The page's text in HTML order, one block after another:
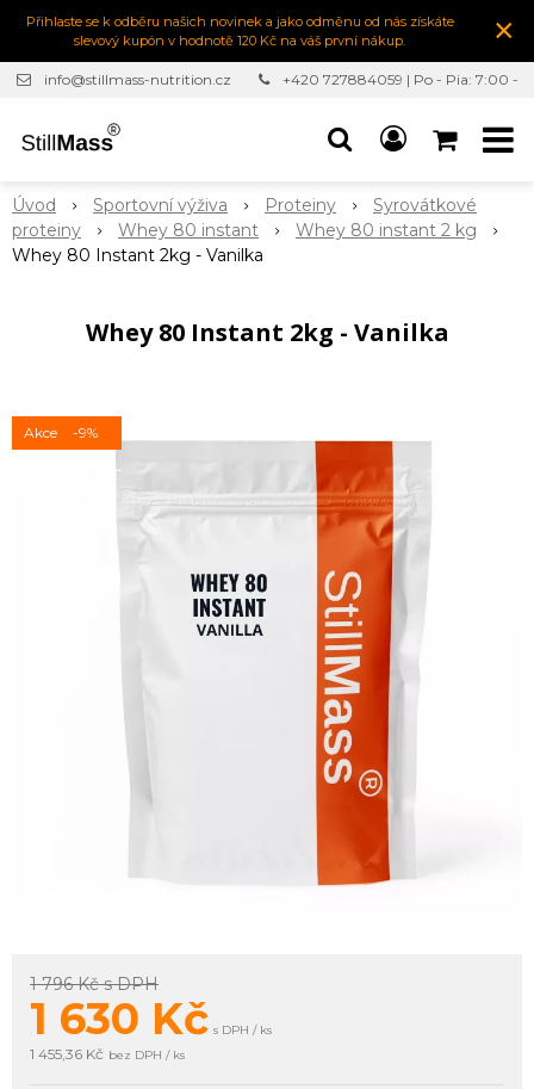
Přihlaste se k odběru našich novinek a jako odměnu od nás získáte
slevový kupón v hodnotě 120 Kč na váš první nákup.
×
info@stillmass-nutrition.cz
+420 727884059 | Po - Pia: 7:00 -
Úvod Sportovní výživa Proteiny
Syrovátkové
proteiny
Whey 80 instant
Whey 80 instant 2 kg
Whey 80 Instant 2kg - Vanilka
Whey 80 Instant 2kg - Vanilka
Akce -9%
1 796 Kčs DPH
1 630 Kč s DPH / ks
1 455,36 Kč bez DPH / ks